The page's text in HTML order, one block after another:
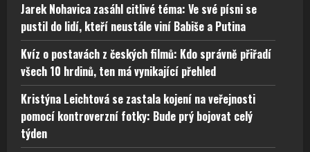
Jarek Nohavica zasáhl citlivé téma: Ve své písni se
pustil do lidí, kteří neustále viní Babiše a Putina
Kvíz o postavách z českých filmů: Kdo správně přiřadí
všech 10 hrdinů, ten má vynikající přehled
Kristýna Leichtová se zastala kojení na veřejnosti
pomocí kontroverzní fotky: Bude prý bojovat celý
týden